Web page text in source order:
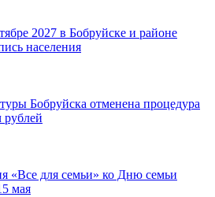
2027 в Бобруйске и районе
населения
Бобруйска отменена процедура
рублей
«Все для семьи» ко Дню семьи
мая